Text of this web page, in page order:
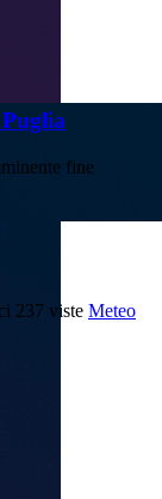
fine
237 viste Meteo